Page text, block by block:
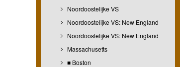
Noordoostelijke VS
Noordoostelijke VS: New England
Noordoostelijke VS: New England
Massachusetts
■ Boston